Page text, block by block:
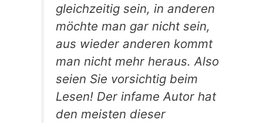
gleichzeitig sein, in anderen
möchte man gar nicht sein,
aus wieder anderen kommt
man nicht mehr heraus. Also
seien Sie vorsichtig beim
Lesen! Der infame Autor hat
den meisten dieser